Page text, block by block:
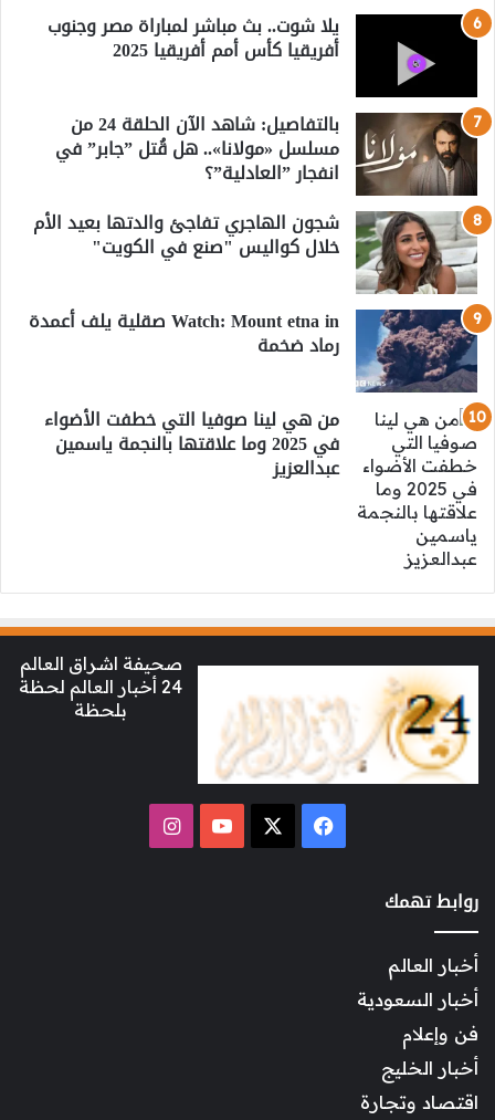
يلا شوت.. بث مباشر لمباراة مصر وجنوب
أفريقيا كأس أمم أفريقيا 2025
بالتفاصيل: شاهد الآن الحلقة 24 من
مسلسل «مولانا».. هل قُتل ”جابر” في
انفجار ”العادلية”؟
شجون الهاجري تفاجئ والدتها بعيد الأم
خلال كواليس "صنع في الكويت"
Watch: Mount etna in صقلية يلف أعمدة
رماد ضخمة
من هي لينا صوفيا التي خطفت الأضواء
في 2025 وما علاقتها بالنجمة ياسمين
عبدالعزيز
صحيفة اشراق العالم
24 أخبار العالم لحظة
بلحظة
فيسبوك ‫YouTubeانستقرام
روابط تهمك
أخبار العالم
أخبار السعودية
فن وإعلام
أخبار الخليج
اقتصاد وتجارة